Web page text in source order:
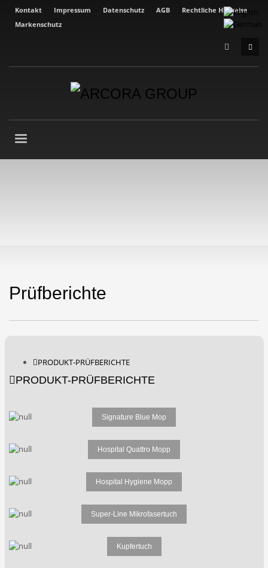
Kontakt Impressum Datenschutz AGB
Rechtliche Hinweise
Markenschutz
Prüfberichte
PRODUKT-PRÜFBERICHTE
PRODUKT-PRÜFBERICHTE
Signature Blue Mop
Hospital Quattro Mopp
Hospital Hygiene Mopp
Super-Line Mikrofasertuch
Kupfertuch